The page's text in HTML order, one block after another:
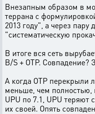
Внезапным образом в
террана с
2013 году", а через пару
"систематическую
В итоге вся сеть
B/S + ОТР. Совпадение?
А когда ОТР перекрыли
меньше, чем полностью,
UPU по 7.1, UPU теряют
их своей. Опять